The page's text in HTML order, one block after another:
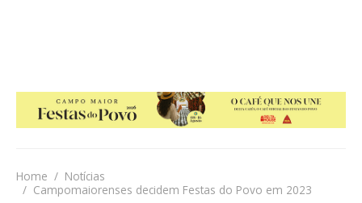
Home
Notícias
Campomaiorenses decidem Festas do Povo em 2023